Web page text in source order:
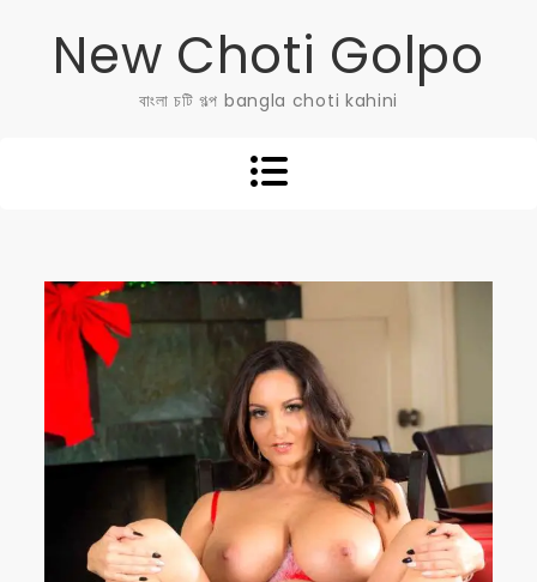
New Choti Golpo
বাংলা চটি গল্প bangla choti kahini